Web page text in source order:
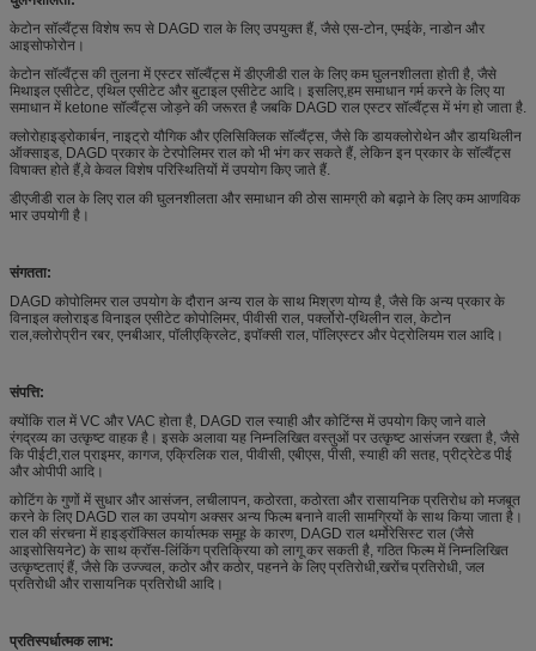
केटोन सॉल्वैंट्स विशेष रूप से DAGD राल के लिए उपयुक्त हैं, जैसे एस-टोन, एमईके, नाडोन और
आइसोफोरोन।
केटोन सॉल्वैंट्स की तुलना में एस्टर सॉल्वैंट्स में डीएजीडी राल के लिए कम घुलनशीलता होती है, जैसे
मिथाइल एसीटेट, एथिल एसीटेट और बुटाइल एसीटेट आदि। इसलिए,हम समाधान गर्म करने के लिए या
समाधान में ketone सॉल्वैंट्स जोड़ने की जरूरत है जबकि DAGD राल एस्टर सॉल्वैंट्स में भंग हो जाता है.
क्लोरोहाइड्रोकार्बन, नाइट्रो यौगिक और एलिसिक्लिक सॉल्वैंट्स, जैसे कि डायक्लोरोथेन और डायथिलीन
ऑक्साइड, DAGD प्रकार के टेरपोलिमर राल को भी भंग कर सकते हैं, लेकिन इन प्रकार के सॉल्वैंट्स
विषाक्त होते हैं,वे केवल विशेष परिस्थितियों में उपयोग किए जाते हैं.
डीएजीडी राल के लिए राल की घुलनशीलता और समाधान की ठोस सामग्री को बढ़ाने के लिए कम आणविक
भार उपयोगी है।
संगतता:
DAGD कोपोलिमर राल उपयोग के दौरान अन्य राल के साथ मिश्रण योग्य है, जैसे कि अन्य प्रकार के
विनाइल क्लोराइड विनाइल एसीटेट कोपोलिमर, पीवीसी राल, पर्क्लोरो-एथिलीन राल, केटोन
राल,क्लोरोप्रीन रबर, एनबीआर, पॉलीएक्रिलेट, इपॉक्सी राल, पॉलिएस्टर और पेट्रोलियम राल आदि।
संपत्ति:
क्योंकि राल में VC और VAC होता है, DAGD राल स्याही और कोटिंग्स में उपयोग किए जाने वाले
रंगद्रव्य का उत्कृष्ट वाहक है। इसके अलावा यह निम्नलिखित वस्तुओं पर उत्कृष्ट आसंजन रखता है, जैसे
कि पीईटी,राल प्राइमर, कागज, एक्रिलिक राल, पीवीसी, एबीएस, पीसी, स्याही की सतह, प्रीट्रेटेड पीई
और ओपीपी आदि।
कोटिंग के गुणों में सुधार और आसंजन, लचीलापन, कठोरता, कठोरता और रासायनिक प्रतिरोध को मजबूत
करने के लिए DAGD राल का उपयोग अक्सर अन्य फिल्म बनाने वाली सामग्रियों के साथ किया जाता है।
राल की संरचना में हाइड्रॉक्सिल कार्यात्मक समूह के कारण, DAGD राल थर्मोरेसिस्ट राल (जैसे
आइसोसियनेट) के साथ क्रॉस-लिंकिंग प्रतिक्रिया को लागू कर सकती है, गठित फिल्म में निम्नलिखित
उत्कृष्टताएं हैं, जैसे कि उज्ज्वल, कठोर और कठोर, पहनने के लिए प्रतिरोधी,खरोंच प्रतिरोधी, जल
प्रतिरोधी और रासायनिक प्रतिरोधी आदि।
प्रतिस्पर्धात्मक लाभ: